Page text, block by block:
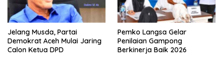
Jelang Musda, Partai
Demokrat Aceh Mulai Jaring
Calon Ketua DPD
Pemko Langsa Gelar
Penilaian Gampong
Berkinerja Baik 2026